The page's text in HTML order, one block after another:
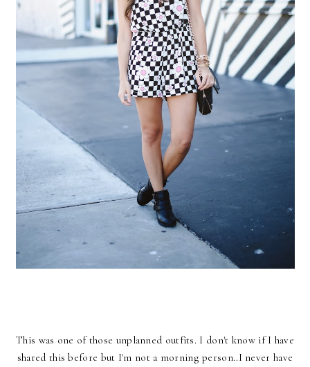
This was one of those unplanned outfits. I don't know if I have
shared this before but I'm not a morning person..I never have